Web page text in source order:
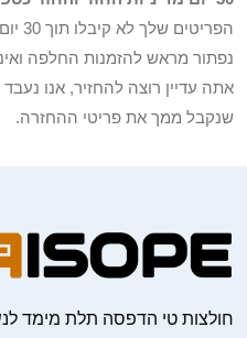
נפתור מראש להזמנות החלפה
אתה עדיין רוצה להחזיר, אנו
שנקבל ממך את פריטי ההחזרה.
חולצות טי הדפסה תלת מימד